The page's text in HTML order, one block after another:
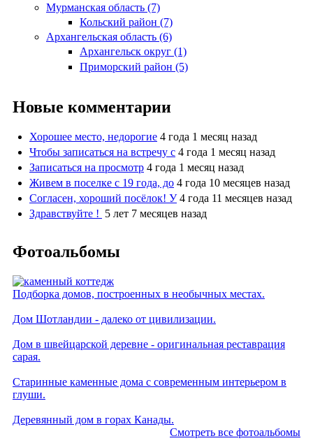
Мурманская область (7)
Кольский район (7)
Архангельская область (6)
Архангельск округ (1)
Приморский район (5)
Новые комментарии
Хорошее место, недорогие 4 года 1 месяц назад
Чтобы записаться на встречу с 4 года 1 месяц назад
Записаться на просмотр 4 года 1 месяц назад
Живем в поселке с 19 года, до 4 года 10 месяцев назад
Согласен, хороший посёлок! У 4 года 11 месяцев назад
Здравствуйте ! 5 лет 7 месяцев назад
Фотоальбомы
Подборка домов, построенных в необычных местах.
Дом Шотландии - далеко от цивилизации.
Дом в швейцарской деревне - оригинальная реставрация
сарая.
Старинные каменные дома с современным интерьером в
глуши.
Деревянный дом в горах Канады.
Смотреть все фотоальбомы